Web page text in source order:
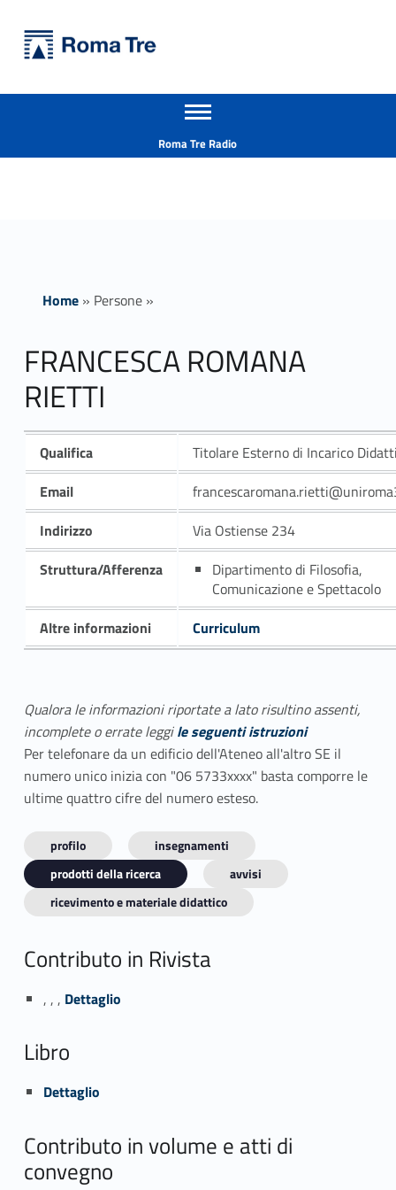
FRANCESCA ROMANA RIETTI ricerca - Università Roma Tre
Apri il menu secondario
Roma Tre Radio
Home» Persone»
FRANCESCA ROMANA
RIETTI
Qualifica
Titolare Esterno di Incarico
Email
Indirizzo
Via Ostiense 234
Struttura/Afferenza
Dipartimento di Filosofia,
Comunicazione e Spettacolo
Altre informazioni
Curriculum
Qualora le informazioni riportate a lato risultino assenti,
incomplete o errate leggile seguenti istruzioni
Per telefonare da un edificio dell'Ateneo all'altro SE il
numero unico inizia con "06 5733xxxx" basta comporre le
ultime quattro cifre del numero esteso.
profilo
insegnamenti
prodotti della ricerca
avvisi
ricevimento e materiale didattico
Contributo in Rivista
, , , Link identifier #identifier_person_139583-1
Dettaglio
Libro
Link identifier #identifier_person_185778-2
Dettaglio
Contributo in volume e atti di
convegno